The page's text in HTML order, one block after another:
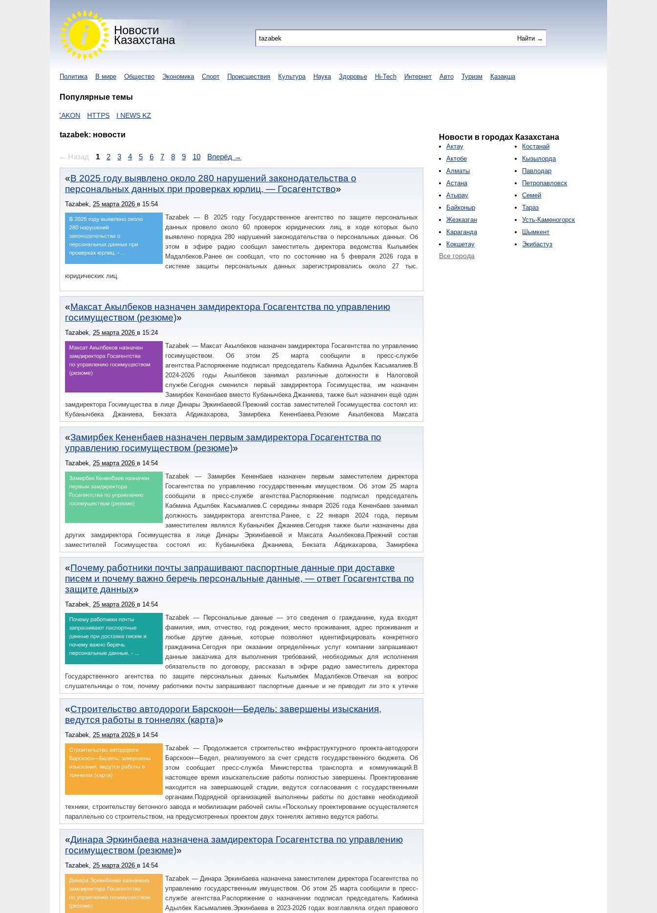
Новости
Казахстана
Политика В мире Общество Экономика Спорт Происшествия Культура Наука Здоровье Hi-Tech Интернет Авто Туризм Қазақша
Популярные темы
HTTPS I NEWS KZ
tazabek: новости
← Назад 1 2 3 4 5 6 7 8 9 10 Вперёд →
В 2025 году выявлено около 280 нарушений законодательства о
персональных данных при проверках юрлиц, — Госагентство
Tazabek, 25 марта 2026 в 15:54
Tazabek — В 2025 году Государственное агентство по защите персональных
данных провело около 60 проверок юридических лиц, в ходе которых было
выявлено порядка 280 нарушений законодательства о персональных данных. Об
этом в эфире радио сообщил заместитель директора ведомства Кылымбек
Мадалбеков.Ранее он сообщал, что по состоянию на 5 февраля 2026 года в
системе защиты персональных данных зарегистрировались около 27 тыс.
юридических лиц.
Максат Акылбеков назначен замдиректора Госагентства по управлению
госимуществом (резюме)
Tazabek, 25 марта 2026 в 15:24
Tazabek — Максат Акылбеков назначен замдиректора Госагентства по управлению
госимуществом. Об этом 25 марта сообщили в пресс-службе
агентства.Распоряжение подписал председатель Кабмина Адылбек Касымалиев.В
2024-2026 годы Акылбеков занимал различные должности в Налоговой
службе.Сегодня сменился первый замдиректора Госимущества, им назначен
Замирбек Кененбаев вместо Кубанычбека Джаниева, также был назначен ещё один
замдиректора Госимущества в лице Динары Эркинбаевой.Прежний состав заместителей Госимущества состоял из:
Кубанычбека Джаниева, Бекзата Абдикахарова, Замирбека Кененбаева.Резюме Акылбекова Максата
Джанболотовича:Дата и место рождения: — 10.04.1991 г.;Образование: — Кыргызский государственный юридический
университет (КГЮУ), факультет юриспруденции; — Академия государственного управления при президенте КР
(АГУПКР), факультет государственного и муниципального управления; — Кыргызский национальный университет им.
Замирбек Кененбаев назначен первым замдиректора Госагентства по
управлению госимуществом (резюме)
Tazabek, 25 марта 2026 в 14:54
Tazabek — Замирбек Кененбаев назначен первым заместителем директора
Госагентства по управлению государственным имуществом. Об этом 25 марта
сообщили в пресс-службе агентства.Распоряжение подписал председатель
Кабмина Адылбек Касымалиев.С середины января 2026 года Кененбаев занимал
должность замдиректора агентства.Ранее, с 22 января 2024 года, первым
заместителем являлся Кубанычбек Джаниев.Сегодня также были назначены два
других замдиректора Госимущества в лице Динары Эркинбаевой и Максата Акылбекова.Прежний состав
заместителей Госимущества состоял из: Кубанычбека Джаниева, Бекзата Абдикахарова, Замирбека
Кененбаева.Резюме З.Кененбаева:Дата рождения: — 09.11.1981 г.Образование: — Кыргызский национальный
университет им.
Почему работники почты запрашивают паспортные данные при доставке
писем и почему важно беречь персональные данные, — ответ Госагентства по
защите данных
Tazabek, 25 марта 2026 в 14:54
Tazabek — Персональные данные — это сведения о гражданине, куда входят
фамилия, имя, отчество, год рождения, место проживания, адрес проживания и
любые другие данные, которые позволяют идентифицировать конкретного
гражданина.Сегодня при оказании определённых услуг компании запрашивают
данные заказчика для выполнения требований, необходимых для исполнения
обязательств по договору, рассказал в эфире радио заместитель директора
Государственного агентства по защите персональных данных Кылымбек Мадалбеков.Отвечая на вопрос
слушательницы о том, почему работники почты запрашивают паспортные данные и не приводит ли это к утечке
данных, замдиректора сообщил, что это обязательный процесс идентификации, который необходим, чтобы
убедиться, что именно вы являетесь получателем.
Строительство автодороги Барскоон—Бедель: завершены изыскания,
ведутся работы в тоннелях (карта)
Tazabek, 25 марта 2026 в 14:54
Tazabek — Продолжается строительство инфраструктурного проекта-автодороги
Барскоон—Бедел, реализуемого за счет средств государственного бюджета. Об
этом сообщает пресс-служба Министерства транспорта и коммуникаций.В
настоящее время изыскательские работы полностью завершены. Проектирование
находится на завершающей стадии, ведутся согласования с государственными
органами.Подрядной организацией выполнены работы по доставке необходимой
техники, строительству бетонного завода и мобилизации рабочей силы.«Поскольку проектирование осуществляется
параллельно со строительством, на предусмотренных проектом двух тоннелях активно ведутся работы.
Динара Эркинбаева назначена замдиректора Госагентства по управлению
госимуществом (резюме)
Tazabek, 25 марта 2026 в 14:54
Tazabek — Динара Эркинбаева назначена заместителем директора Госагентства по
управлению государственным имуществом. Об этом 25 марта сообщили в пресс-
службе агентства.Распоряжение о назначении подписал председатель Кабмина
Адылбек Касымалиев.Эркинбаева в 2023-2026 годах возглавляла отдел правового
Новости в городах Казахстана
Актау
Актобе
Алматы
Астана
Атырау
Байконыр
Жезказган
Караганда
Кокшетау
Костанай
Кызылорда
Павлодар
Петропавловск
Семей
Тараз
Усть-Каменогорск
Шымкент
Экибастуз
Все города